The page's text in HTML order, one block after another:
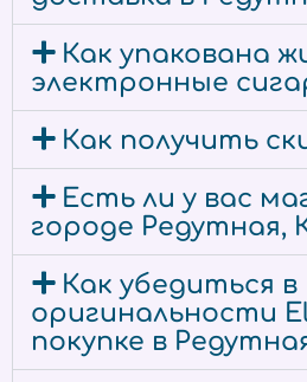
Как упакована
электронные
Как получить
Есть ли у вас
городе Редутная,
Как убедиться в
оригинальности
покупке в